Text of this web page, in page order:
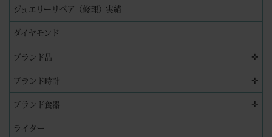
ジュエリーリペア（修理）実績
ダイヤモンド
ブランド品 ✛
ブランド時計 ✛
ブランド食器 ✛
ライター